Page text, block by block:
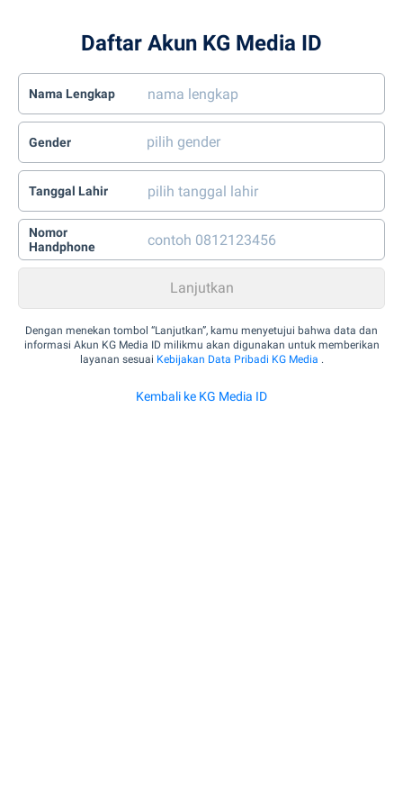
Daftar Akun KG Media ID
Nama Lengkap
Gender
Tanggal Lahir
Nomor
Handphone
Dengan menekan tombol “Lanjutkan”, kamu menyetujui bahwa data dan
informasi Akun KG Media ID milikmu akan digunakan untuk memberikan
layanan sesuai Kebijakan Data Pribadi KG Media .
Kembali ke KG Media ID